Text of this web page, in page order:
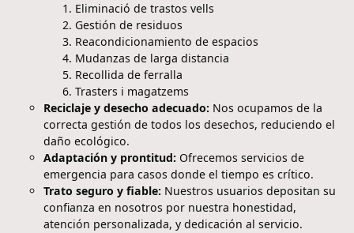
Eliminació de trastos vells
Gestión de residuos
Reacondicionamiento de espacios
Mudanzas de larga distancia
Recollida de ferralla
Trasters i magatzems
Reciclaje y desecho adecuado: Nos ocupamos de la
correcta gestión de todos los desechos, reduciendo el
daño ecológico.
Adaptación y prontitud: Ofrecemos servicios de
emergencia para casos donde el tiempo es crítico.
Trato seguro y fiable: Nuestros usuarios depositan su
confianza en nosotros por nuestra honestidad,
atención personalizada, y dedicación al servicio.